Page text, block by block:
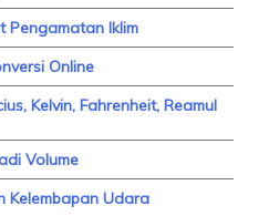
Pengamatan Iklim
Online
Kelvin, Fahrenheit, Reamul
Volume
Kelembapan Udara